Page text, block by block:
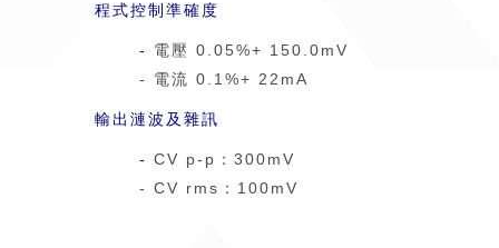
程式控制準確度
- 電壓 0.05%+ 150.0mV
- 電流 0.1%+ 22mA
輸出漣波及雜訊
- CV p-p：300mV
- CV rms：100mV